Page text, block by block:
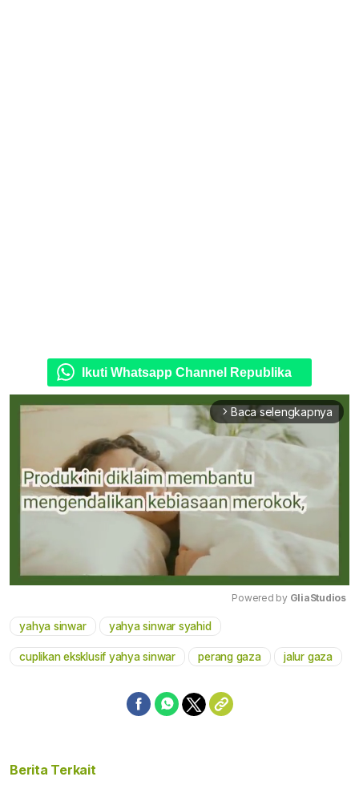
Ikuti Whatsapp Channel Republika
arrow_forward_ios Baca selengkapnya
Powered by GliaStudios
yahya sinwar yahya sinwar syahid
cuplikan eksklusif yahya sinwar perang gaza jalur gaza
Berita Terkait